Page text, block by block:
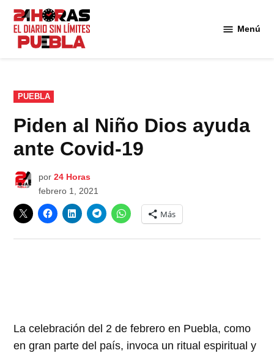
Saltar
contenido
Menú
PUBLICADO
EN
PUEBLA
Piden al Niño Dios ayuda
ante Covid-19
por 24 Horas
febrero 1, 2021
Más
La celebración del 2 de febrero en Puebla, como
en gran parte del país, invoca un ritual espiritual y